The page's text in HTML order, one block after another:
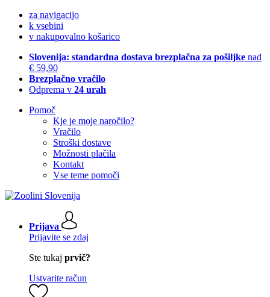
za navigacijo
k vsebini
v nakupovalno košarico
Slovenija: standardna dostava brezplačna za pošiljke nad
€ 59,90
Brezplačno vračilo
Odprema v 24 urah
Pomoč
Kje je moje naročilo?
Vračilo
Stroški dostave
Možnosti plačila
Kontakt
Vse teme pomoči
Prijava
Prijavite se zdaj
Ste tukaj prvič?
Ustvarite račun